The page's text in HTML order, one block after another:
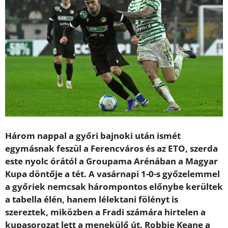
Három nappal a győri bajnoki után ismét
egymásnak feszül a Ferencváros és az ETO, szerda
este nyolc órától a Groupama Arénában a Magyar
Kupa döntője a tét. A vasárnapi 1-0-s győzelemmel
a győriek nemcsak hárompontos előnybe kerültek
a tabella élén, hanem lélektani fölényt is
szereztek, miközben a Fradi számára hirtelen a
kupasorozat lett a menekülő út. Robbie Keane a